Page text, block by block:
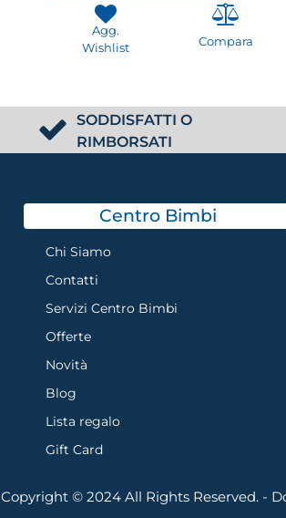
Agg.
Wishlist
Compara
SODDISFATTI O
RIMBORSATI
Centro Bimbi
Chi Siamo
Contatti
Servizi Centro Bimbi
Offerte
Novità
Blog
Lista regalo
Gift Card
Copyright © 2024 All Rights Reserved. -